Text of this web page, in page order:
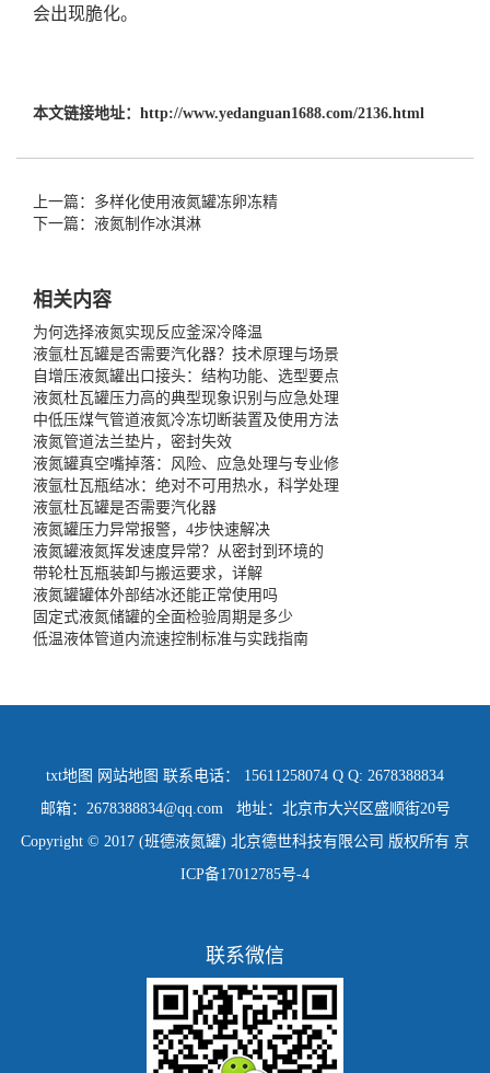
会出现脆化。
本文链接地址： http://www.yedanguan1688.com/2136.html
上一篇：多样化使用液氮罐冻卵冻精
下一篇：液氮制作冰淇淋
相关内容
为何选择液氮实现反应釜深冷降温
液氩杜瓦罐是否需要汽化器？技术原理与场景
自增压液氮罐出口接头：结构功能、选型要点
液氮杜瓦罐压力高的典型现象识别与应急处理
中低压煤气管道液氮冷冻切断装置及使用方法
液氮管道法兰垫片，密封失效
液氮罐真空嘴掉落：风险、应急处理与专业修
液氩杜瓦瓶结冰：绝对不可用热水，科学处理
液氩杜瓦罐是否需要汽化器
液氮罐压力异常报警，4步快速解决
液氮罐液氮挥发速度异常？从密封到环境的
带轮杜瓦瓶装卸与搬运要求，详解
液氮罐罐体外部结冰还能正常使用吗
固定式液氮储罐的全面检验周期是多少
低温液体管道内流速控制标准与实践指南
txt地图 网站地图 联系电话： 15611258074 Q Q: 2678388834
邮箱：2678388834@qq.com 地址：北京市大兴区盛顺街20号
Copyright © 2017 (班德液氮罐) 北京德世科技有限公司 版权所有 京
ICP备17012785号-4
联系微信